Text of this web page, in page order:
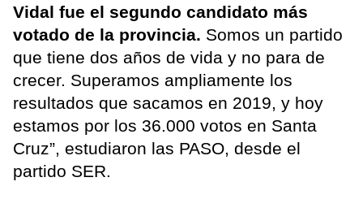
Vidal fue el segundo candidato más
votado de la provincia. Somos un partido
que tiene dos años de vida y no para de
crecer. Superamos ampliamente los
resultados que sacamos en 2019, y hoy
estamos por los 36.000 votos en Santa
Cruz”, estudiaron las PASO, desde el
partido SER.